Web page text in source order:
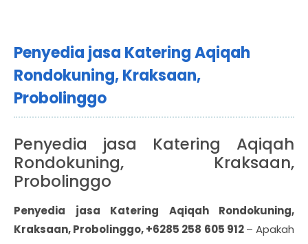
Penyedia jasa Katering Aqiqah
Rondokuning, Kraksaan,
Probolinggo
Penyedia jasa Katering Aqiqah
Rondokuning, Kraksaan,
Probolinggo
Penyedia jasa Katering Aqiqah Rondokuning,
Kraksaan, Probolinggo, +6285 258 605 912– Apakah